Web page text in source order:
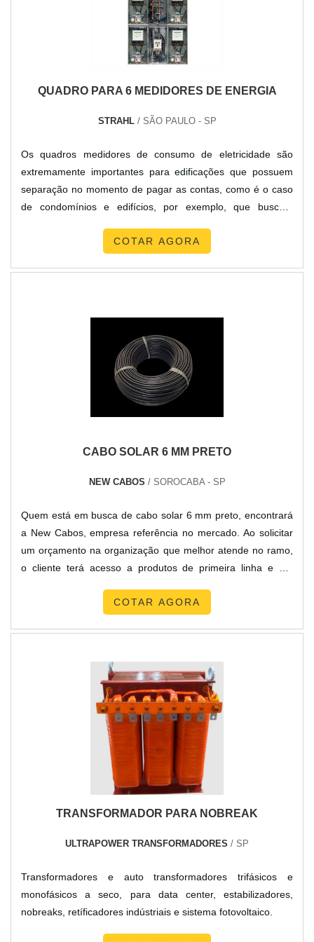
com ótima qualidade e precisão, características simples,
mas que mostram o comprometimento da empresa com
seus clientes.É importante lembrar que o produto deve
sempre ser adquirido com companhias especializadas no
e durabilidade dos materiais, além de evitar prejuízos com
suas funções adequadamente. Assim, é possível poupar
Cabos ter se tornado destaque quando pensamos em uma
empresa que entrega confiança e produtos de qualidade.
Alguns desses motivos são: Atendimento personalizado;
Profissionais com vasta experiência na área de atuação;
Diversas opções de pagamento disponíveis; Amplo estoque
de produtos; Logística planejada para atender grandes
demandas; Comprometimento com o resultado
no mercado de conector placa solar mc4. É possível
encontrar uma grande variedade no portfólio, como cabo
conector solar e fio para placa solar.Isso se deve ao fato de
ser uma empresa altamente qualificada e comprometida
com seus serviços, qualificações construídas por focar suas
ações no resultado final, tendo escritório de alta qualidade
multidisciplinar de consultores associados e colaboradores
eficientes, garante uma entrega de excelência de ponta a
QUADRO PARA 6 MEDIDORES DE ENERGIA
STRAHL/ SÃO PAULO - SP
Os quadros medidores de consumo de eletricidade são
extremamente importantes para edificações que possuem
separação no momento de pagar as contas, como é o caso
de condomínios e edifícios, por exemplo, que buscam
elétrica possa ser realizada de forma eficiente e com maior
COTAR AGORA
CABO SOLAR 6 MM PRETO
NEW CABOS / SOROCABA - SP
Quem está em busca de cabo solar 6 mm preto, encontrará
a New Cabos, empresa referência no mercado. Ao solicitar
um orçamento na organização que melhor atende no ramo,
o cliente terá acesso a produtos de primeira linha e um
venda.DETALHES SOBRE CABO SOLAR 6 MM
fotovoltaico condutor, garantindo a satisfação da venda à
entrega final, com foco total na qualidade.Não obstante,
quando falamos em cabo solar 6 mm preto, sempre deve-se
buscar uma empresa que tenha produtos e serviços com
ótima qualidade e assertividade, pequenos detalhes, mas de
grande valia para saber a procedência e seriedade da
empresa.É importante lembrar que o produto deve sempre
ser adquirido com companhias especializadas no segmento.
Esse tipo de cuidado ajuda a garantir a qualidade e
substituições frequentes de produtos que não cumprem com
gastos desnecessários.Existem diversos motivos para a New
Cabos ter se tornado destaque quando pensamos em uma
empresa que entrega confiança e produtos de qualidade.
Alguns desses motivos são: Atendimento personalizado;
COTAR AGORA
TRANSFORMADOR PARA NOBREAK
ULTRAPOWER TRANSFORMADORES / SP
Transformadores e auto transformadores trifásicos e
monofásicos a seco, para data center, estabilizadores,
nobreaks, retíficadores indústriais e sistema fotovoltaico.